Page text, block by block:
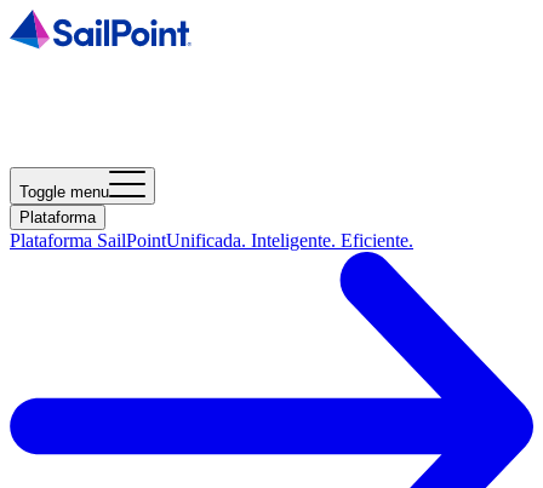
Toggle menu
Plataforma
Plataforma SailPointUnificada. Inteligente. Eficiente.